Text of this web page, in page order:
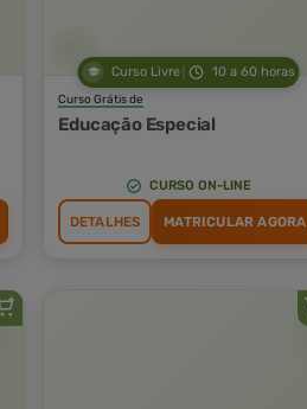
Curso Livre 10 a 60 horas
Curso Grátis de
Educação Especial
CURSO ON-LINE
DETALHES MATRICULAR AGORA